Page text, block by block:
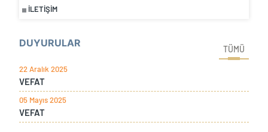
İLETIŞIM
DUYURULAR
TÜMÜ
22 Aralık 2025
VEFAT
05 Mayıs 2025
VEFAT